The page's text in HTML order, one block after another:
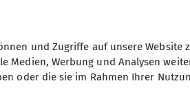
und Zugriffe auf unsere Website
Medien, Werbung und Analysen
oder die sie im Rahmen Ihrer